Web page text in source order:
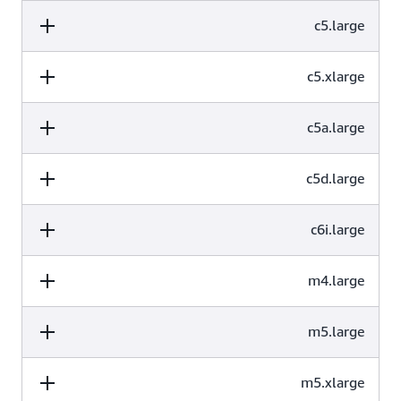
vCPU تخزين (جيجابايت)
2
3.75
50
c5.large
vCPU تخزين (جيجابايت)
2
4
50
c5.xlarge
vCPU تخزين (جيجابايت)
4
8
50
c5a.large
vCPU تخزين (جيجابايت)
2
4
50
c5d.large
vCPU تخزين (جيجابايت)
2
4
50
c6i.large
vCPU تخزين (جيجابايت)
2
4
50
m4.large
vCPU تخزين (جيجابايت) m5.large
vCPU تخزين (جيجابايت) m5.xlarge